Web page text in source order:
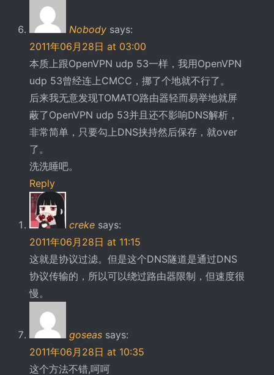
Nobody says:
2011年06月28日 at 03:00
本质上跟OpenVPN udp 53一样，我用OpenVPN
udp 53曾经连上CMCC，挪了个地就不行了。
后来我无意发现TOMATO路由器轻而易举地就屏
蔽了OpenVPN udp 53并且还不影响DNS解析，
非常简单，只要勾上DNS挟持然后保存，就over
了。
洗洗睡吧。
Reply
creke says:
2011年06月28日 at 11:15
这就是协议过滤。但是这个DNS隧道是通过DNS
协议传输的，所以可以绕过路由器限制，但速度很
慢。
goseas says:
2011年06月28日 at 10:35
这个方法不错,呵呵